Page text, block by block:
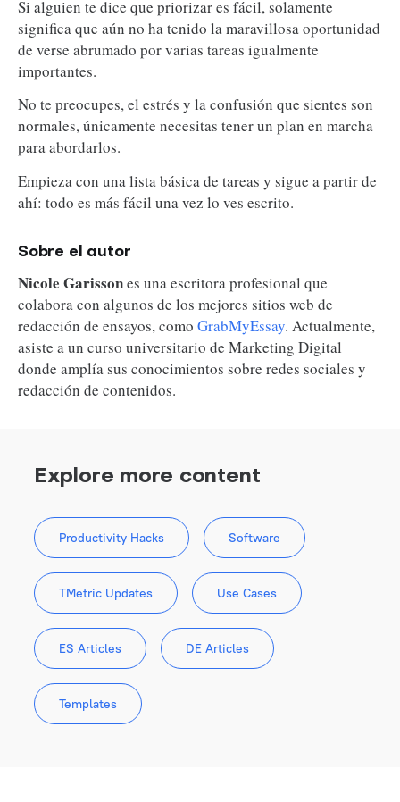
Si alguien te dice que priorizar es fácil, solamente
significa que aún no ha tenido la maravillosa oportunidad
de verse abrumado por varias tareas igualmente
importantes.
No te preocupes, el estrés y la confusión que sientes son
normales, únicamente necesitas tener un plan en marcha
para abordarlos.
Empieza con una lista básica de tareas y sigue a partir de
ahí: todo es más fácil una vez lo ves escrito.
Sobre el autor
Nicole Garissones una escritora profesional que
colabora con algunos de los mejores sitios web de
redacción de ensayos, como GrabMyEssay. Actualmente,
asiste a un curso universitario de Marketing Digital
donde amplía sus conocimientos sobre redes sociales y
redacción de contenidos.
Explore more content
Productivity Hacks Software
TMetric Updates Use Cases
ES Articles DE Articles
Templates